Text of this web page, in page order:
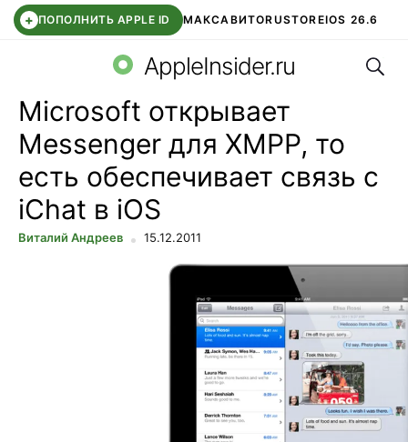
+ ПОПОЛНИТЬ APPLE ID МАКСАВИТОRUSTOREIOS 26.6
СБЕР КИДС ВТБ ОНЛАЙН ЧАТ В ROBLOX
AppleInsider.ru
Microsoft открывает
Messenger для XMPP, то
есть обеспечивает связь с
iChat в iOS
Виталий Андреев 15.12.2011